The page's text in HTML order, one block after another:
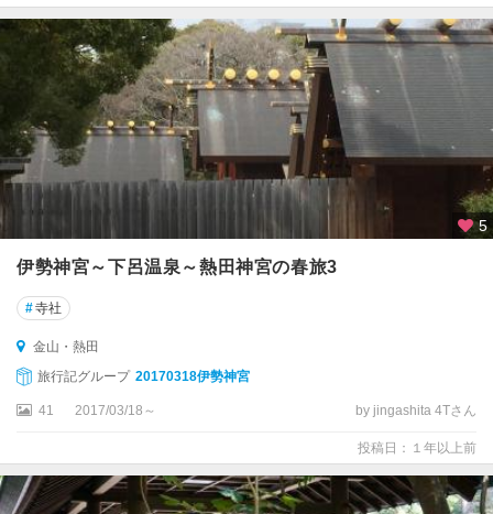
5
伊勢神宮～下呂温泉～熱田神宮の春旅3
#寺社
金山・熱田
旅行記グループ 20170318伊勢神宮
41 2017/03/18～ by jingashita 4Tさん
投稿日：１年以上前